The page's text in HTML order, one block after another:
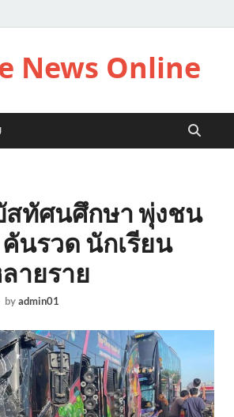
News Online
สทัศนศึกษา พุ่งชน
นรวด นักเรียน
ายราย
byadmin01